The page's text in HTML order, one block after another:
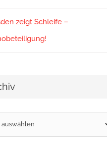
zeigt Schleife –